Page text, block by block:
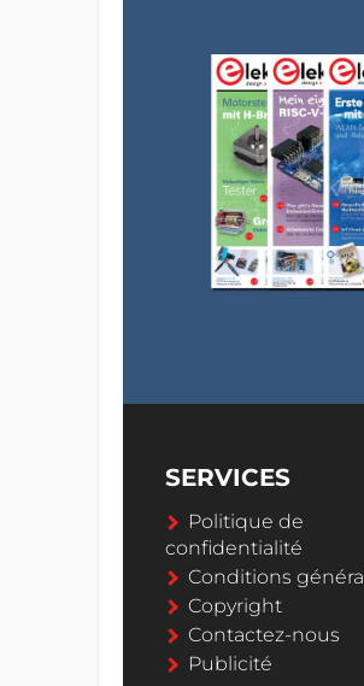
SERVICES
Politique de
confidentialité
Conditions
Copyright
Contactez-nous
Publicité